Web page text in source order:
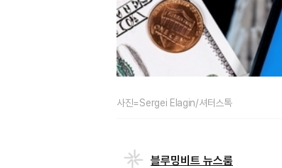
사진=Sergei Elagin/셔터스톡
블루밍비트 뉴스룸